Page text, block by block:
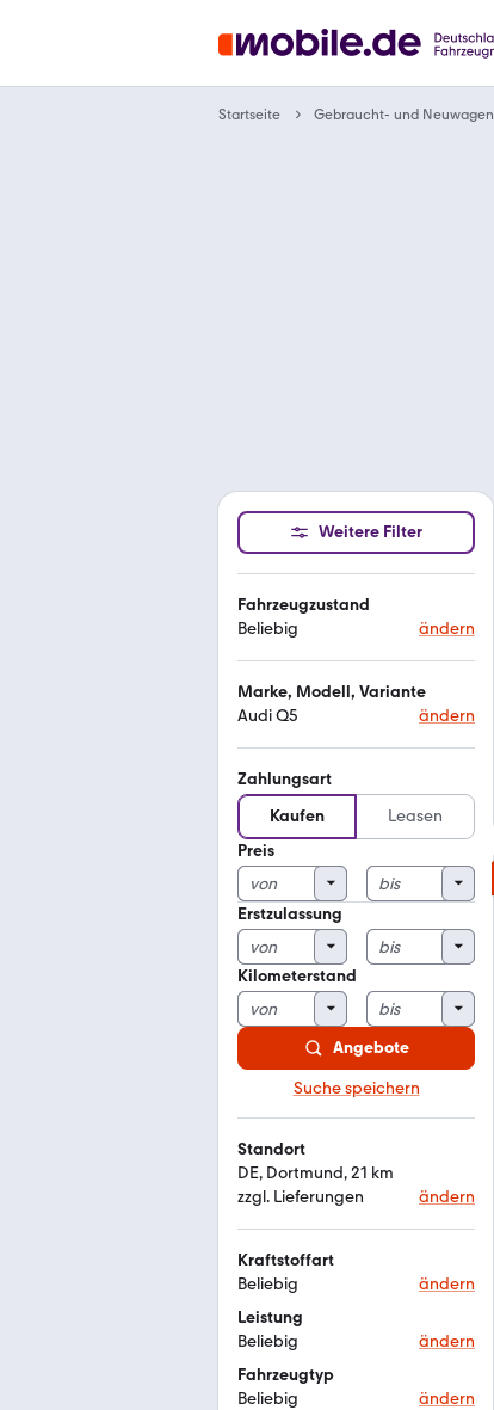
Startseite Gebraucht- und Neuwagen
Weitere Filter
Fahrzeugzustand
Beliebig
ändern
Marke, Modell, Variante
Audi Q5
ändern
Zahlungsart
Kaufen
Leasen
Preis
Erstzulassung
Kilometerstand
Angebote
Suche speichern
Standort
DE, Dortmund, 21 km
zzgl. Lieferungen
ändern
Kraftstoffart
Beliebig
ändern
Leistung
Beliebig
ändern
Fahrzeugtyp
Beliebig
ändern